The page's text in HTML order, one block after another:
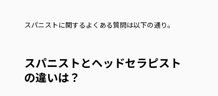
スパニストに関するよくある質問は以下の通り。
スパニストとヘッドセラピスト
の違いは？